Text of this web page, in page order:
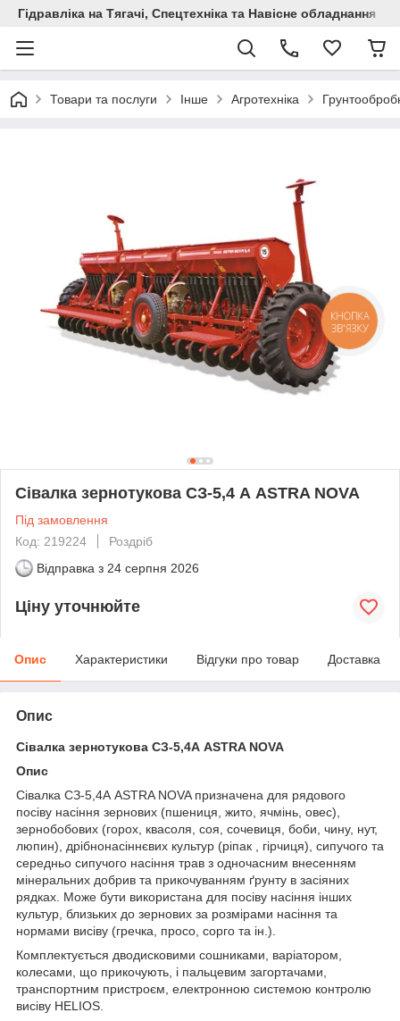
Гідравліка на Тягачі, Спецтехніка та Навісне обладнання
Товари та послуги Інше Агротехніка
Сівалка зернотукова СЗ-5,4 А ASTRA NOVA
Під замовлення
Код: 219224
Роздріб
Відправка з 24 серпня 2026
Ціну уточнюйте
Опис Характеристики Відгуки про товар Доставка
Опис
Сівалка зернотукова СЗ-5,4А ASTRA NOVA
Опис
Сівалка СЗ-5,4А ASTRA NOVA призначена для рядового
посіву насіння зернових (пшениця, жито, ячмінь, овес),
зернобобових (горох, квасоля, соя, сочевиця, боби, чину, нут,
люпин), дрібнонасіннєвих культур (ріпак , гірчиця), сипучого та
середньо сипучого насіння трав з одночасним внесенням
мінеральних добрив та прикочуванням ґрунту в засіяних
рядках. Може бути використана для посіву насіння інших
культур, близьких до зернових за розмірами насіння та
нормами висіву (гречка, просо, сорго та ін.).
Комплектується дводисковими сошниками, варіатором,
колесами, що прикочують, і пальцевим загортачами,
транспортним пристроєм, електронною системою контролю
висіву HELIOS.
КНОПКА
ЗВ'ЯЗКУ